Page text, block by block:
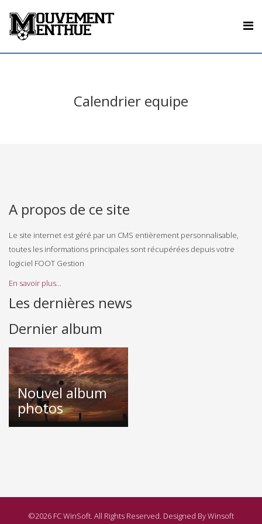
Calendrier equipe
A propos de ce site
Le site internet est géré par un CMS entièrement personnalisable,
toutes les informations principales sont récupérées depuis votre
logiciel FOOT Gestion
En savoir plus...
Les dernières news
Dernier album
Nouvel album
photos
©2026 FC WinSoft. All Rights Reserved. Designed By Winsoft